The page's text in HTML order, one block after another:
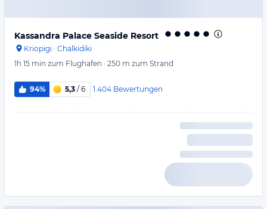
Kassandra Palace Seaside Resort
Kriopigi · Chalkidiki
1h 15 min zum Flughafen · 250 m zum Strand
94% 5,3 / 6 1.404 Bewertungen